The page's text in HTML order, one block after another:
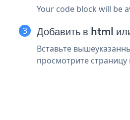
Your code block will be
Добавить в html
Вставьте
просмотрите